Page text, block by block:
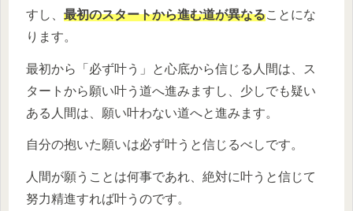
すし、 最初のスタートから進む道が異なることにな
ります。
最初から「必ず叶う」と心底から信じる人間は、ス
タートから願い叶う道へ進みますし、少しでも疑い
ある人間は、願い叶わない道へと進みます。
自分の抱いた願いは必ず叶うと信じるべしです。
人間が願うことは何事であれ、絶対に叶うと信じて
努力精進すれば叶うのです。